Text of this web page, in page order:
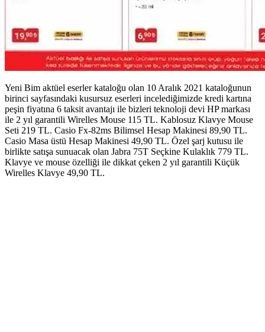
Yeni Bim aktüel eserler kataloğu olan 10 Aralık 2021 kataloğunun
birinci sayfasındaki kusursuz eserleri incelediğimizde kredi kartına
peşin fiyatına 6 taksit avantajı ile bizleri teknoloji devi HP markası
ile 2 yıl garantili Wirelles Mouse 115 TL. Kablosuz Klavye Mouse
Seti 219 TL. Casio Fx-82ms Bilimsel Hesap Makinesi 89,90 TL.
Casio Masa üstü Hesap Makinesi 49,90 TL. Özel şarj kutusu ile
birlikte satışa sunuacak olan Jabra 75T Seçkine Kulaklık 779 TL.
Klavye ve mouse özelliği ile dikkat çeken 2 yıl garantili Küçük
Wirelles Klavye 49,90 TL.